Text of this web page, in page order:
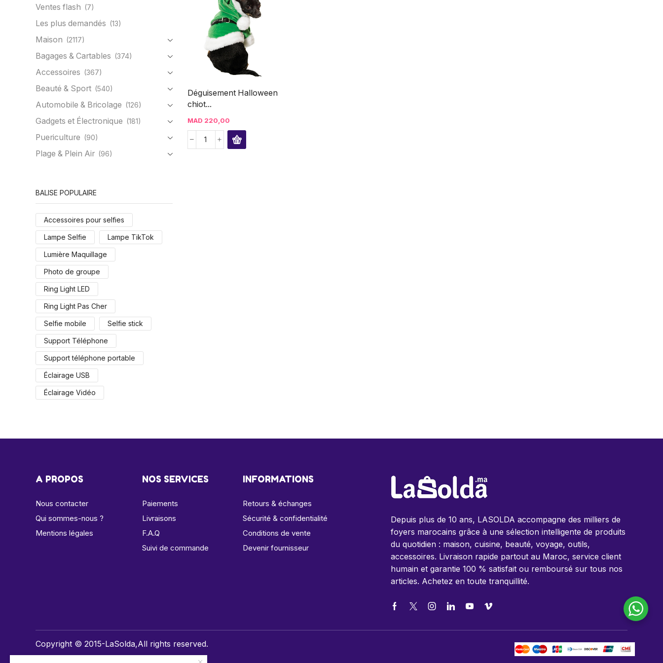
Déguisement Halloween
chiot...
MAD 220,00
Ventes flash (7)
Les plus demandés (13)
Maison (2117)
Bagages & Cartables (374)
Accessoires (367)
Beauté & Sport (540)
Automobile & Bricolage (126)
Gadgets et Électronique (181)
Puericulture (90)
Plage & Plein Air (96)
BALISE POPULAIRE
Accessoires pour selfies
Lampe Selfie Lampe TikTok
Lumière Maquillage
Photo de groupe
Ring Light LED
Ring Light Pas Cher
Selfie mobile Selfie stick
Support Téléphone
Support téléphone portable
Éclairage USB
Éclairage Vidéo
A PROPOS
Nous contacter
Qui sommes-nous ?
Mentions légales
NOS SERVICES
Paiements
Livraisons
F.A.Q
Suivi de commande
INFORMATIONS
Retours & échanges
Sécurité & confidentialité
Conditions de vente
Devenir fournisseur
Depuis plus de 10 ans, LASOLDA accompagne des milliers de
foyers marocains grâce à une sélection intelligente de produits
du quotidien : maison, cuisine, beauté, voyage, outils,
accessoires. Livraison rapide partout au Maroc, service client
humain et garantie 100 % satisfait ou remboursé sur tous nos
articles. Achetez en toute tranquillité.
Copyright © 2015-LaSolda,All rights reserved.